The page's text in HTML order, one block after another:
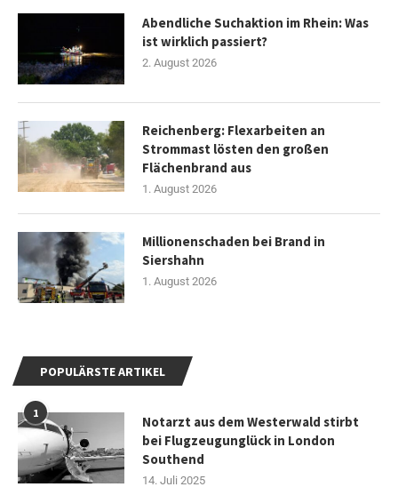
Abendliche Suchaktion im Rhein: Was
ist wirklich passiert?
2. August 2026
Reichenberg: Flexarbeiten an
Strommast lösten den großen
Flächenbrand aus
1. August 2026
Millionenschaden bei Brand in
Siershahn
1. August 2026
POPULÄRSTE ARTIKEL
1
Notarzt aus dem Westerwald stirbt
bei Flugzeugunglück in London
Southend
14. Juli 2025